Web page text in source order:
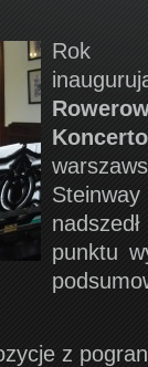
Rok
punktu
z